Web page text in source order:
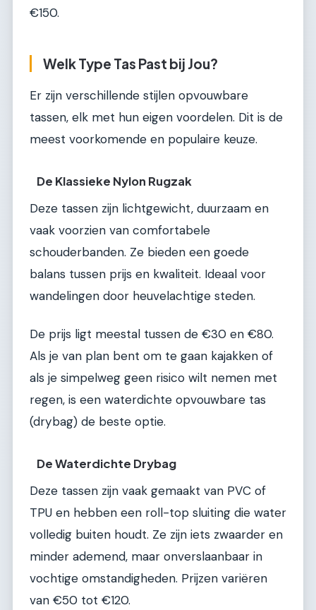
€150.
Welk Type Tas Past bij Jou?
Er zijn verschillende stijlen opvouwbare
tassen, elk met hun eigen voordelen. Dit is de
meest voorkomende en populaire keuze.
De Klassieke Nylon Rugzak
Deze tassen zijn lichtgewicht, duurzaam en
vaak voorzien van comfortabele
schouderbanden. Ze bieden een goede
balans tussen prijs en kwaliteit. Ideaal voor
wandelingen door heuvelachtige steden.
De prijs ligt meestal tussen de €30 en €80.
Als je van plan bent om te gaan kajakken of
als je simpelweg geen risico wilt nemen met
regen, is een waterdichte opvouwbare tas
(drybag) de beste optie.
De Waterdichte Drybag
Deze tassen zijn vaak gemaakt van PVC of
TPU en hebben een roll-top sluiting die water
volledig buiten houdt. Ze zijn iets zwaarder en
minder ademend, maar onverslaanbaar in
vochtige omstandigheden. Prijzen variëren
van €50 tot €120.